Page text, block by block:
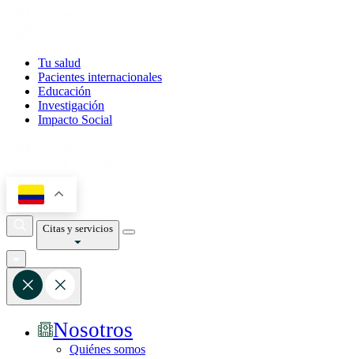
Tu salud
Pacientes internacionales
Educación
Investigación
Impacto Social
Citas y servicios
Nosotros
Quiénes somos